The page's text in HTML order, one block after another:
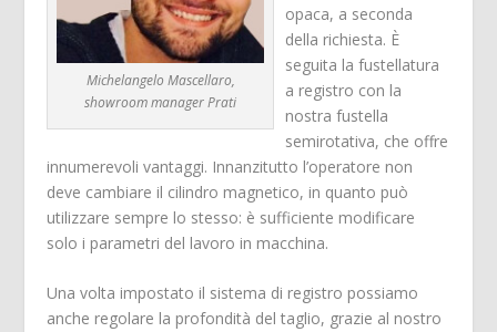
Michelangelo Mascellaro,
showroom manager Prati
opaca, a seconda
della richiesta. È
seguita la fustellatura
a registro con la
nostra fustella
semirotativa, che offre
innumerevoli vantaggi. Innanzitutto l’operatore non
deve cambiare il cilindro magnetico, in quanto può
utilizzare sempre lo stesso: è sufficiente modificare
solo i parametri del lavoro in macchina.
Una volta impostato il sistema di registro possiamo
anche regolare la profondità del taglio, grazie al nostro